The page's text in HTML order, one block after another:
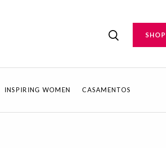
SHOP
INSPIRING WOMEN CASAMENTOS